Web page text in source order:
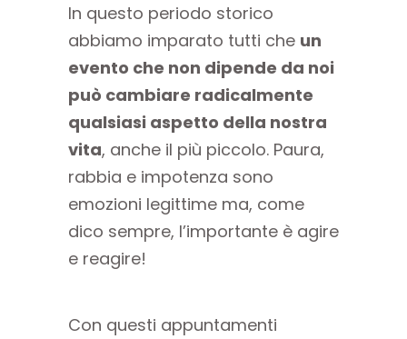
In questo periodo storico
abbiamo imparato tutti che un
evento che non dipende da noi
può cambiare radicalmente
qualsiasi aspetto della nostra
vita, anche il più piccolo. Paura,
rabbia e impotenza sono
emozioni legittime ma, come
dico sempre, l’importante è agire
e reagire!
Con questi appuntamenti